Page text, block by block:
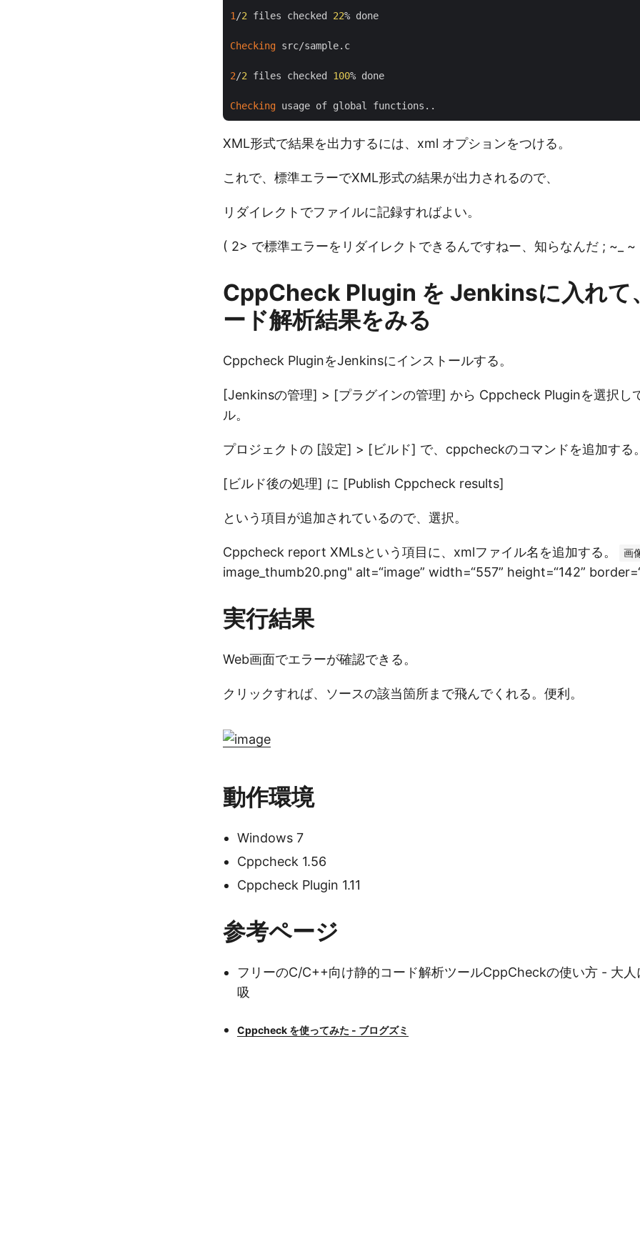
1/2 files checked 22% done
Checking src/sample.c
2/2 files checked 100% done
Checking
XML形式で結果を出力するには、xml オプションをつける。
これで、標準エラーでXML形式の結果が出力されるので、
リダイレクトでファイルに記録すればよい。
( 2> で標準エラーをリダイレクトできるんですねー、知らなんだ ; ~_ ~
CppCheck Plugin を Jenkinsに入れて
ード解析結果をみる
Cppcheck PluginをJenkinsにインストールする。
[Jenkinsの管理] > [プラグインの管理] から Cppcheck Pluginを選択し
ル。
プロジェクトの [設定] > [ビルド] で、cppcheckのコマンドを追加する
[ビルド後の処理] に [Publish Cppcheck results]
という項目が追加されているので、選択。
Cppcheck report XMLsという項目に、xmlファイル名を追加する。 画
image_thumb20.png" alt=“image” width=“557” height=“142”
実行結果
Web画面でエラーが確認できる。
クリックすれば、ソースの該当箇所まで飛んでくれる。便利。
動作環境
Windows 7
Cppcheck 1.56
Cppcheck Plugin 1.11
参考ページ
フリーのC/C++向け静的コード解析ツールCppCheckの使い方 - 大人
吸
Cppcheck を使ってみた - ブログズミ